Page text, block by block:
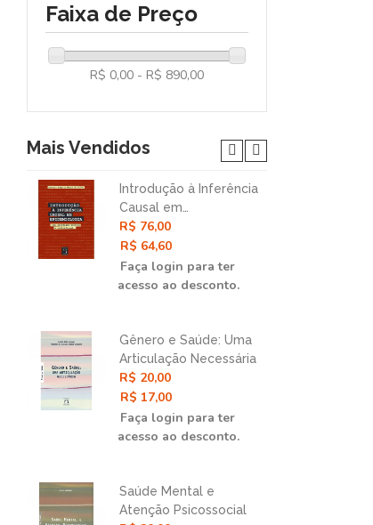
Faixa de Preço
R$ 0,00 - R$ 890,00
Mais Vendidos
Introdução à Inferência
Causal em
Epidemiologia: Uma
Abordagem Gráfica e
Contrafatual
R$ 76,00
R$ 64,60
Faça login para ter
acesso ao desconto.
Gênero e Saúde: Uma
Articulação Necessária
R$ 20,00
R$ 17,00
Faça login para ter
acesso ao desconto.
Saúde Mental e
Atenção Psicossocial